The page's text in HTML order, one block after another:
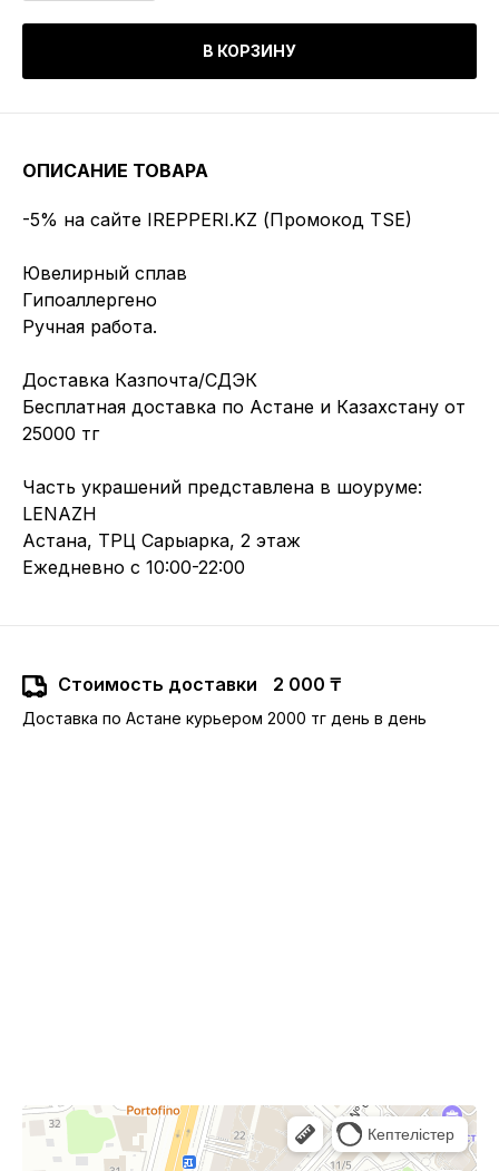
В КОРЗИНУ
ОПИСАНИЕ ТОВАРА
-5% на сайте IREPPERI.KZ (Промокод TSE)
Ювелирный сплав
Гипоаллергено
Ручная работа.
Доставка Казпочта/СДЭК
Бесплатная доставка по Астане и Казахстану от
25000 тг
Часть украшений представлена в шоуруме:
LENAZH
Астана, ТРЦ Сарыарка, 2 этаж
Ежедневно с 10:00-22:00
Стоимость доставки 2 000 ₸
Доставка по Астане курьером 2000 тг день в день
Сарыарка
Торговый центр в Астане
Развлекательный центр в Астане